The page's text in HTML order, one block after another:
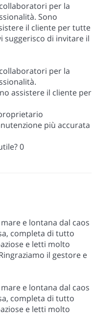
per la
Sono
il cliente per tutte
suggerisco di invitare il
per la
assistere il cliente per
più accurata
0
e lontana dal caos
completa di tutto
e letti molto
il gestore e
e lontana dal caos
completa di tutto
e letti molto